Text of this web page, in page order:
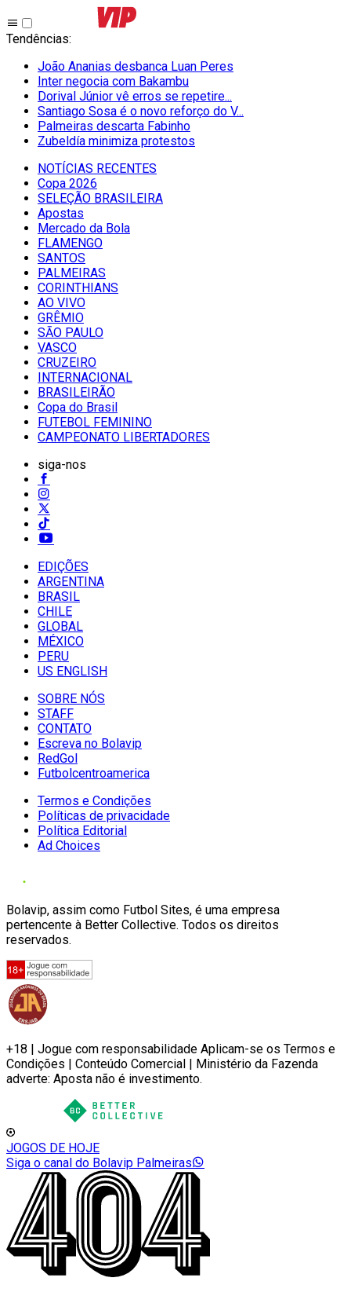
Tendências:
João Ananias desbanca Luan Peres
Inter negocia com Bakambu
Dorival Júnior vê erros se repetire...
Santiago Sosa é o novo reforço do V...
Palmeiras descarta Fabinho
Zubeldía minimiza protestos
NOTÍCIAS RECENTES
Copa 2026
SELEÇÃO BRASILEIRA
Apostas
Mercado da Bola
FLAMENGO
SANTOS
PALMEIRAS
CORINTHIANS
AO VIVO
GRÊMIO
SĀO PAULO
VASCO
CRUZEIRO
INTERNACIONAL
BRASILEIRÃO
Copa do Brasil
FUTEBOL FEMININO
CAMPEONATO LIBERTADORES
siga-nos
EDIÇÕES
ARGENTINA
BRASIL
CHILE
GLOBAL
MÉXICO
PERU
US ENGLISH
SOBRE NÓS
STAFF
CONTATO
Escreva no Bolavip
RedGol
Futbolcentroamerica
Termos e Condições
Políticas de privacidade
Política Editorial
Ad Choices
Bolavip, assim como Futbol Sites, é uma empresa
pertencente à Better Collective. Todos os direitos
reservados.
+18 | Jogue com responsabilidade Aplicam-se os Termos e
Condições | Conteúdo Comercial | Ministério da Fazenda
adverte: Aposta não é investimento.
JOGOS DE HOJE
Siga o canal do Bolavip Palmeiras